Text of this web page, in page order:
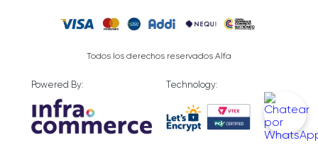
Todos los derechos reservados Alfa
Powered By: Technology: